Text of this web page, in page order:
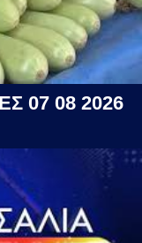
07 08 2026